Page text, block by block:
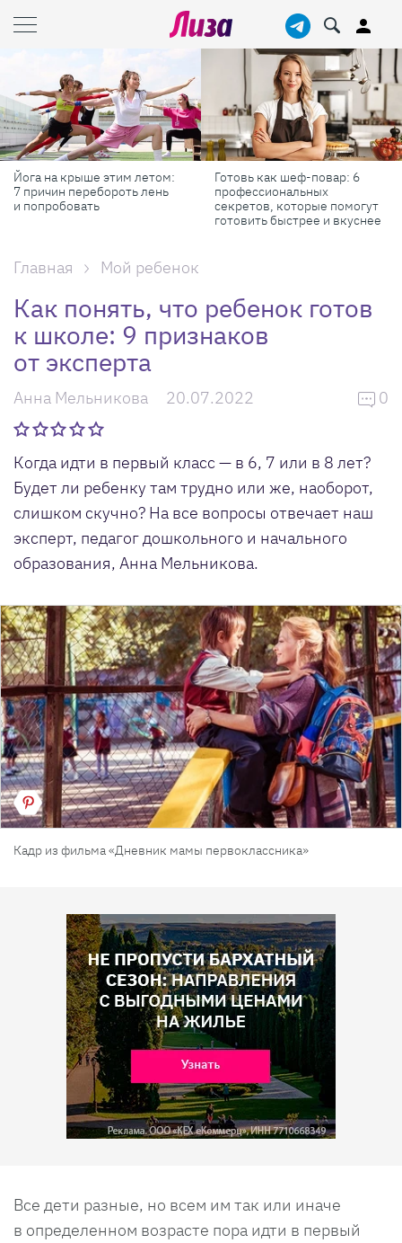
Готовь как шеф-повар: 6
профессиональных
секретов, которые помогут
Масштабные приключения:
самые красивые фестивали
России в августе
Главная Мой ребенок
Как понять, что ребенок готов
к школе: 9 признаков
от эксперта
Анна Мельникова 20.07.2022 0
Когда идти в первый класс — в 6, 7 или в 8 лет?
Будет ли ребенку там трудно или же, наоборот,
слишком скучно? На все вопросы отвечает наш
эксперт, педагог дошкольного и начального
образования, Анна Мельникова.
Кадр из фильма «Дневник мамы первоклассника»
Все дети разные, но всем им так или иначе
в определенном возрасте пора идти в первый